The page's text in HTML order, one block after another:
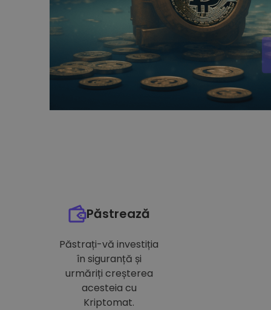
Păstrează
Păstrați-vă investiția
în siguranță și
urmăriți creșterea
acesteia cu
Kriptomat.